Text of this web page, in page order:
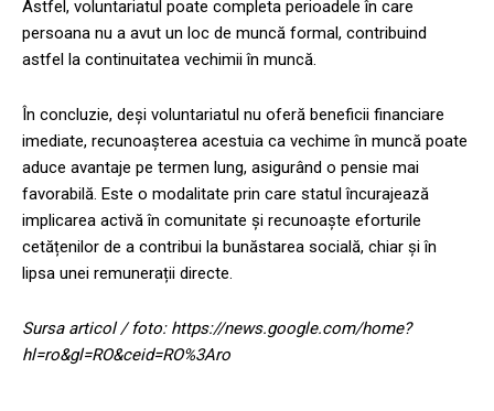
Astfel, voluntariatul poate completa perioadele în care
persoana nu a avut un loc de muncă formal, contribuind
astfel la continuitatea vechimii în muncă.
În concluzie, deși voluntariatul nu oferă beneficii financiare
imediate, recunoașterea acestuia ca vechime în muncă poate
aduce avantaje pe termen lung, asigurând o pensie mai
favorabilă. Este o modalitate prin care statul încurajează
implicarea activă în comunitate și recunoaște eforturile
cetățenilor de a contribui la bunăstarea socială, chiar și în
lipsa unei remunerații directe.
Sursa articol / foto: https://news.google.com/home?
hl=ro&gl=RO&ceid=RO%3Aro